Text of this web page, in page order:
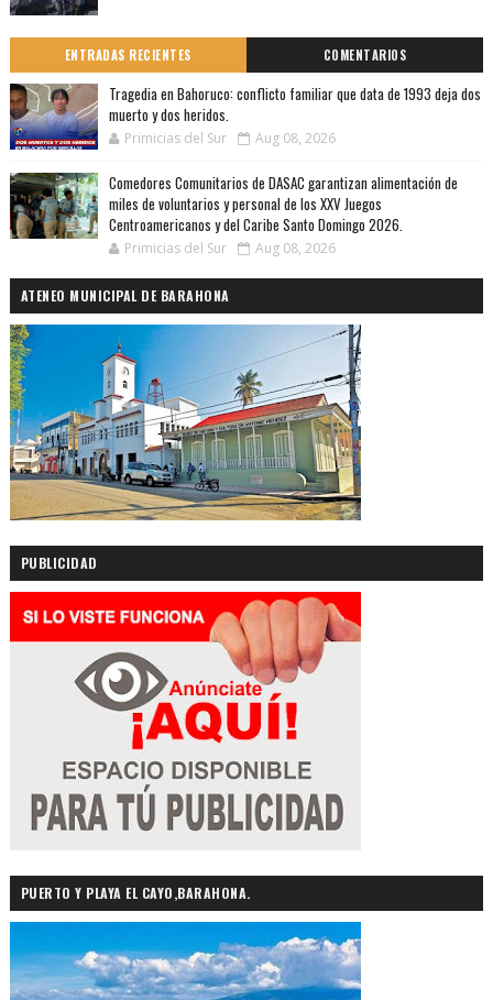
ENTRADAS RECIENTES COMENTARIOS
Tragedia en Bahoruco: conflicto familiar que data de 1993 deja dos
muerto y dos heridos.
Primicias del Sur Aug 08, 2026
Comedores Comunitarios de DASAC garantizan alimentación de
miles de voluntarios y personal de los XXV Juegos
Centroamericanos y del Caribe Santo Domingo 2026.
Primicias del Sur Aug 08, 2026
ATENEO MUNICIPAL DE BARAHONA
PUBLICIDAD
PUERTO Y PLAYA EL CAYO,BARAHONA.